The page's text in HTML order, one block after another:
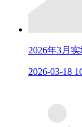
2026年3月
2026-03-18